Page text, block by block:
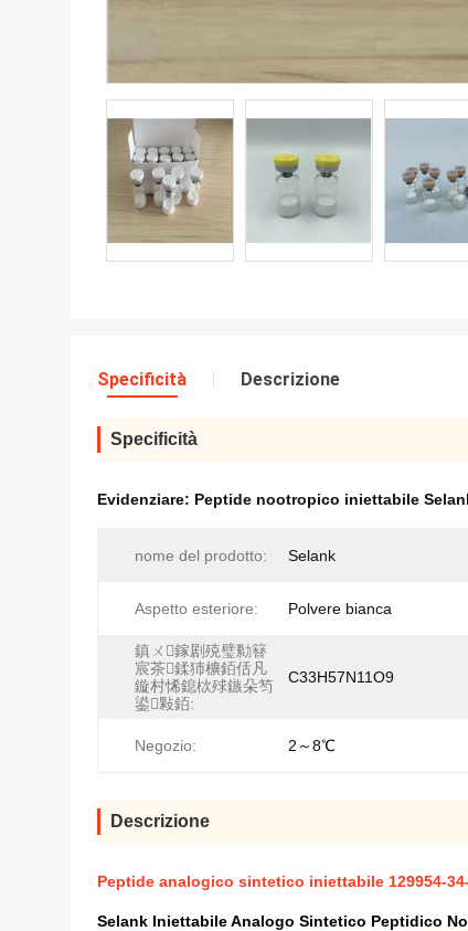
Specificità Descrizione
Specificità
Evidenziare: Peptide nootropico iniettabile
nome del prodotto: Selank
Aspetto esteriore: Polvere bianca
鎮ㄨ鎵剧殑璧勬簮
宸茶鍒犻櫎銆佸凡
鏇村悕鎴栨殏鏃朵笉
鍙敤銆:
C33H57N11O9
Negozio: 2～8℃
Descrizione
Peptide analogico sintetico iniettabile 129954-
Selank Iniettabile Analogo Sintetico Peptidico